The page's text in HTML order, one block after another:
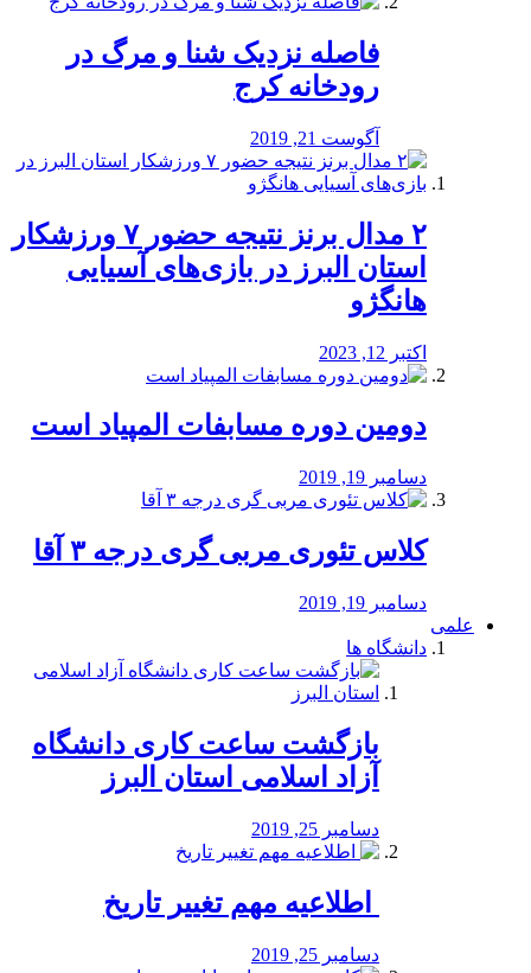
️فاصله نزدیک شنا و مرگ در
رودخانه کرج
آگوست 21, 2019
۲ مدال برنز نتیجه حضور ۷ ورزشکار
استان البرز در بازی‌های آسیایی
هانگژو
اکتبر 12, 2023
دومین دوره مسابفات المپیاد است
دسامبر 19, 2019
کلاس تئوری مربی گری درجه ۳ آقا
دسامبر 19, 2019
علمی
دانشگاه ها
بازگشت ساعت کاری دانشگاه
آزاد اسلامی استان البرز
دسامبر 25, 2019
️ اطلاعیه مهم تغییر تاریخ
دسامبر 25, 2019